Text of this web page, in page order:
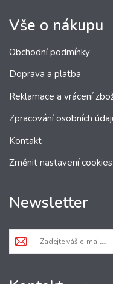
Vše o nákupu
Obchodní podmínky
Doprava a platba
Reklamace a vrácení
Zpracování osobních
Kontakt
Změnit nastavení cookies
Newsletter